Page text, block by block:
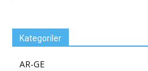
Kategoriler
AR-GE